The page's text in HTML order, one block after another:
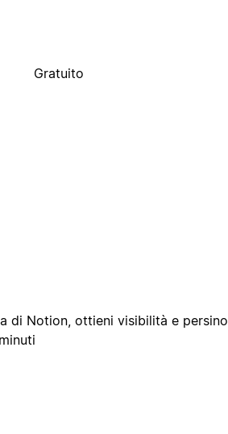
Gratuito
di Notion, ottieni visibilità e persino